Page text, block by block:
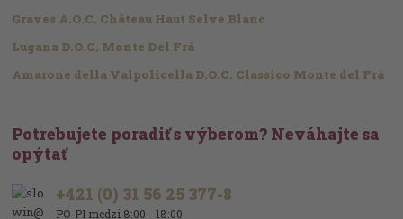
Graves A.O.C. Château Haut Selve Blanc
Lugana D.O.C. Monte Del Frá
Amarone della Valpolicella D.O.C. Classico Monte del Frá
Potrebujete poradiť s výberom? Neváhajte sa
opýtať
+421 (0) 31 56 25 377-8
PO-PI medzi 8:00 - 18:00